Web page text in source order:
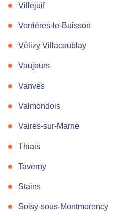
Villejuif
Verrières-le-Buisson
Vélizy Villacoublay
Vaujours
Vanves
Valmondois
Vaires-sur-Marne
Thiais
Taverny
Stains
Soisy-sous-Montmorency